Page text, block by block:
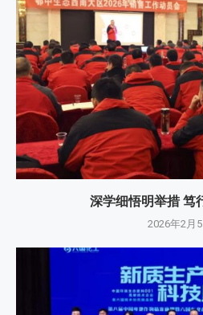
深学细悟明举措 笃
2026年2月5